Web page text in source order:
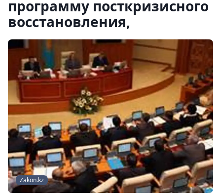
программу посткризисного
восстановления,
Zakon.kz